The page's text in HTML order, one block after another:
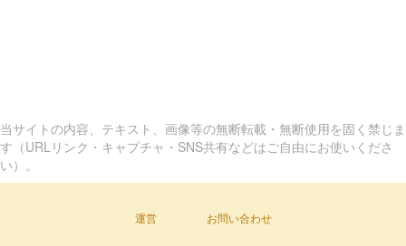
当サイトの内容、テキスト、画像等の無断転載・無断使用を固く禁じま
す（URLリンク・キャプチャ・SNS共有などはご自由にお使いくださ
い）。
運営 お問い合わせ